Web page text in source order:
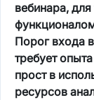
вебинара,
Порог входа
требует
прост в
ресурсов